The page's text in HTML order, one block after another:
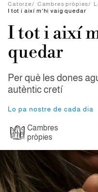
Catorze/ Cambres pròpies/
I tot i així m'hi vaig quedar
I tot i així
quedar
Per què les dones
autèntic cretí
Lo pa nostre de cada dia
Cambres
pròpies